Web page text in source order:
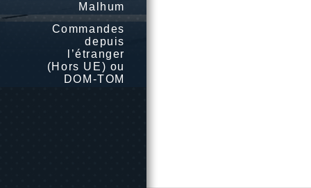
Malhum
Commandes
depuis
l’étranger
(Hors UE) ou
DOM-TOM